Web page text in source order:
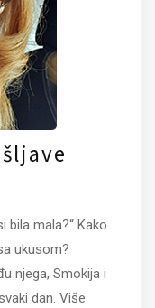
bila mala?“ Kako
ukusom?
njega, Smokija i
dan. Više